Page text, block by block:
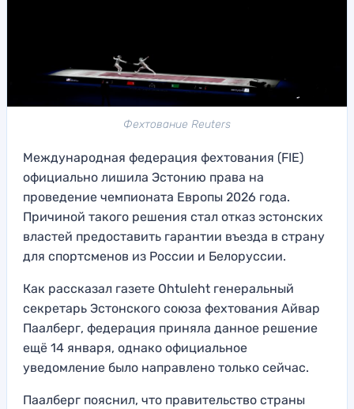
Фехтование Reuters
Международная федерация фехтования (FIE)
официально лишила Эстонию права на
проведение чемпионата Европы 2026 года.
Причиной такого решения стал отказ эстонских
властей предоставить гарантии въезда в страну
для спортсменов из России и Белоруссии.
Как рассказал газете Ohtuleht генеральный
секретарь Эстонского союза фехтования Айвар
Паалберг, федерация приняла данное решение
ещё 14 января, однако официальное
уведомление было направлено только сейчас.
Паалберг пояснил, что правительство страны